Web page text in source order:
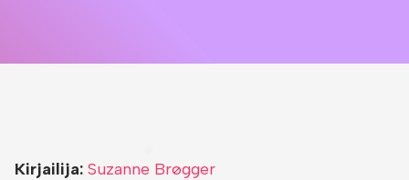
Kirjailija: Suzanne Brøgger